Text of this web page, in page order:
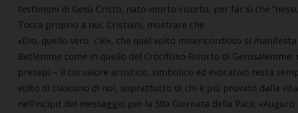
testimoni di Gesù Cristo, nato-morto-risorto, per far sì che
Tocca proprio a noi, Cristiani, mostrare che
«Dio, quello vero, c’è!», che quel volto misericordioso si
Betlemme come in quello del Crocifisso-Risorto di
presepi – il cui valore artistico, simbolico ed evocativo resta
volto di ciascuno di noi, soprattutto di chi è più provato dalla
nell’incipit del messaggio per la 50a Giornata della Pace: